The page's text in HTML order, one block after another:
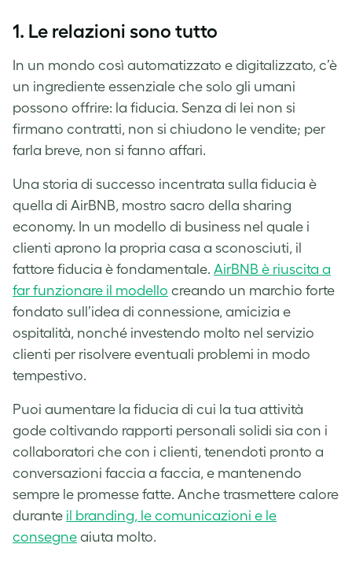
1. Le relazioni sono tutto
In un mondo così automatizzato e digitalizzato, c’è
un ingrediente essenziale che solo gli umani
possono offrire: la fiducia. Senza di lei non si
firmano contratti, non si chiudono le vendite; per
farla breve, non si fanno affari.
Una storia di successo incentrata sulla fiducia è
quella di AirBNB, mostro sacro della sharing
economy. In un modello di business nel quale i
clienti aprono la propria casa a sconosciuti, il
fattore fiducia è fondamentale. AirBNB è riuscita a
far funzionare il modello creando un marchio forte
fondato sull’idea di connessione, amicizia e
ospitalità, nonché investendo molto nel servizio
clienti per risolvere eventuali problemi in modo
tempestivo.
Puoi aumentare la fiducia di cui la tua attività
gode coltivando rapporti personali solidi sia con i
collaboratori che con i clienti, tenendoti pronto a
conversazioni faccia a faccia, e mantenendo
sempre le promesse fatte. Anche trasmettere calore
durante il branding, le comunicazioni e le
consegne aiuta molto.